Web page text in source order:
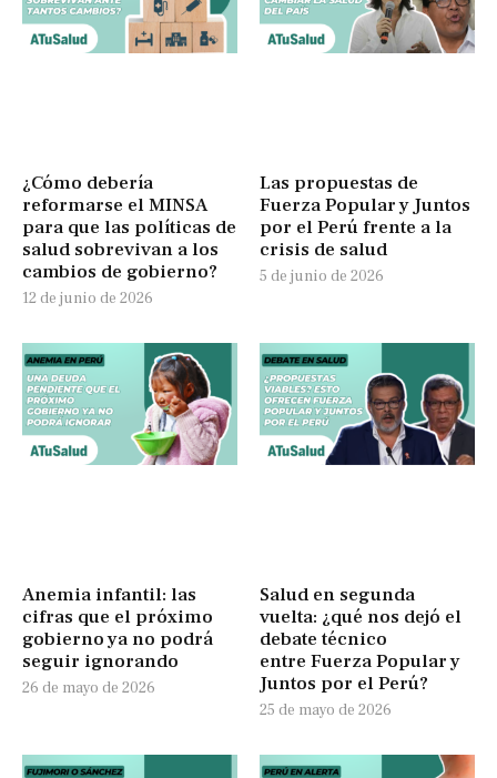
¿Cómo debería
reformarse el MINSA
para que las políticas de
salud sobrevivan a los
cambios de gobierno?
12 de junio de 2026
Las propuestas de
Fuerza Popular y Juntos
por el Perú frente a la
crisis de salud
5 de junio de 2026
Anemia infantil: las
cifras que el próximo
gobierno ya no podrá
seguir ignorando
26 de mayo de 2026
Salud en segunda
vuelta: ¿qué nos dejó el
debate técnico
entre Fuerza Popular y
Juntos por el Perú?
25 de mayo de 2026